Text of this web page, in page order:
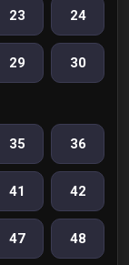
23 24
29 30
35 36
41 42
47 48